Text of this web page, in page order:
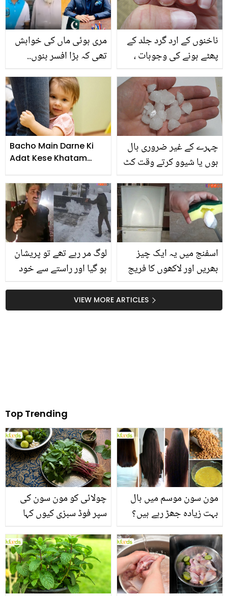
مری ہوئی ماں کی خواہش
تھی کہ بڑا افسر بنوں..
سی ایس ایس آفیسر بننے
والے بلال پاشا کا انتقال
کیسے ہوا؟
ناخنوں کے ارد گرد جلد کے
پھٹے ہونے کی وجوہات ،
کیسے کریں؟
Bacho Main Darne Ki
Adat Kese Khatam
چہرے کے غیر ضروری بال
ہوں یا شیوو کرتے وقت کٹ
کریں صحت و خوبصورتی
کے 5 مسائل آسانی سے حل
لوگ مر رہے تھے تو پریشان
ہو گیا اور راستے سے خود
بستہ سردی میں یہ نیک
آفسر کون تھا جو لوگوں کی
اسفنج میں یہ ایک چیز
بھریں اور لاکھوں کا فریج
آسان سی ٹپ جو فریج کے
ساتھ بجلی کے بل کا خرچہ
VIEW MORE ARTICLES
Top Trending
چولائی کو مون سون کی
سپر فوڈ سبزی کیوں کہا
منرلز اور اینٹی آکسیڈنٹس
سے بھرپور اس سبزی کے
فائدے
مون سون موسم میں بال
بہت زیادہ جھڑ رہے ہیں؟
بنانے کے چند قدرتی طریقے